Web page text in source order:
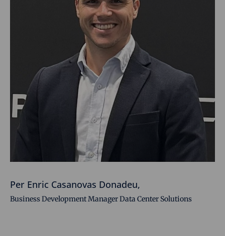
Per Enric Casanovas Donadeu,
Business Development Manager Data Center Solutions